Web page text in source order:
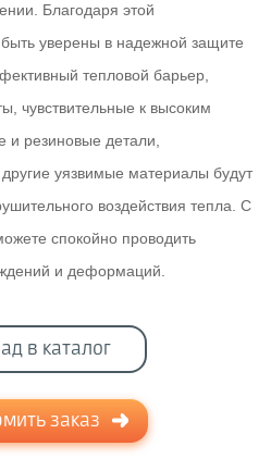
Благодаря этой
уверены в надежной защите
тепловой барьер,
чувствительные к высоким
и резиновые детали,
уязвимые материалы будут
воздействия тепла. С
спокойно проводить
и деформаций.
в каталог
заказ